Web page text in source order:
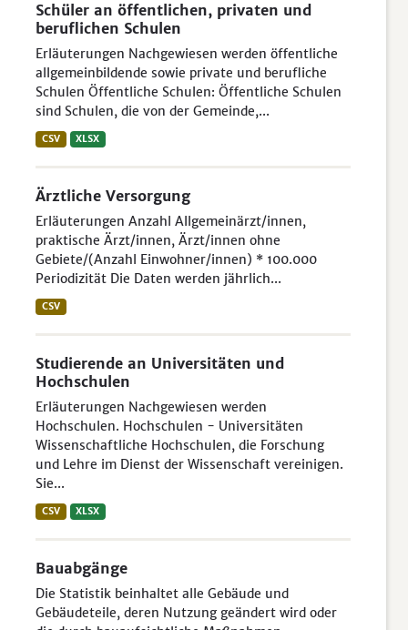
Schüler an öffentlichen, privaten und
beruflichen Schulen
Erläuterungen Nachgewiesen werden öffentliche
allgemeinbildende sowie private und berufliche
Schulen Öffentliche Schulen: Öffentliche Schulen
sind Schulen, die von der Gemeinde,...
CSV XLSX
Ärztliche Versorgung
Erläuterungen Anzahl Allgemeinärzt/innen,
praktische Ärzt/innen, Ärzt/innen ohne
Gebiete/(Anzahl Einwohner/innen) * 100.000
Periodizität Die Daten werden jährlich...
CSV
Studierende an Universitäten und
Hochschulen
Erläuterungen Nachgewiesen werden
Hochschulen. Hochschulen - Universitäten
Wissenschaftliche Hochschulen, die Forschung
und Lehre im Dienst der Wissenschaft vereinigen.
Sie...
CSV XLSX
Bauabgänge
Die Statistik beinhaltet alle Gebäude und
Gebäudeteile, deren Nutzung geändert wird oder